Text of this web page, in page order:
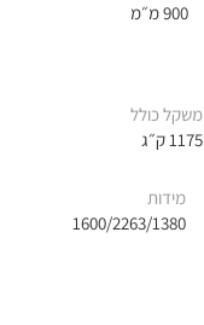
900 מ״מ
משקל כולל
1175 ק״ג
מידות
1600/2263/1380